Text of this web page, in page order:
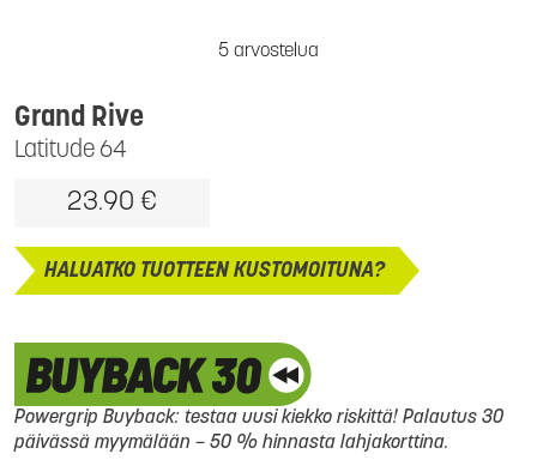
5 arvostelua
Latitude 64
Grand Rive
23.90 €
HALUATKO TUOTTEEN KUSTOMOITUNA?
Powergrip Buyback: testaa uusi kiekko riskittä! Palautus 30
päivässä myymälään – 50 % hinnasta lahjakorttina.